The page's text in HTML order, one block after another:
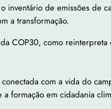
inventário de emissões de
a transformação.
COP30, como
com a vida do
formação em cidadania